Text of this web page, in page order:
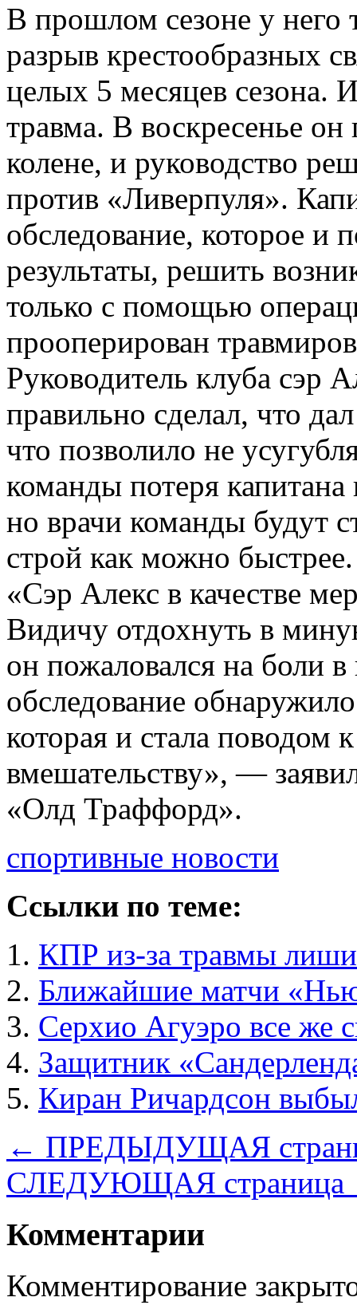
В прошлом сезоне у него
разрыв крестообразных
целых 5 месяцев сезона.
травма. В воскресенье
колене, и руководство
против «Ливерпуля».
обследование, которое и
результаты, решить
только с помощью
прооперирован
Руководитель клуба сэр
правильно сделал, что
что позволило не
команды потеря
но врачи команды будут
строй как можно быстрее.
«Сэр Алекс в качестве
Видичу отдохнуть в
он пожаловался на боли
обследование
которая и стала поводом
вмешательству», —
«Олд Траффорд».
спортивные новости
Ссылки по теме:
КПР из-за травмы
Ближайшие матчи
Серхио Агуэро все же
Защитник
Киран Ричардсон
← ПРЕДЫДУЩАЯ
СЛЕДУЮЩАЯ
Комментарии
Комментирование